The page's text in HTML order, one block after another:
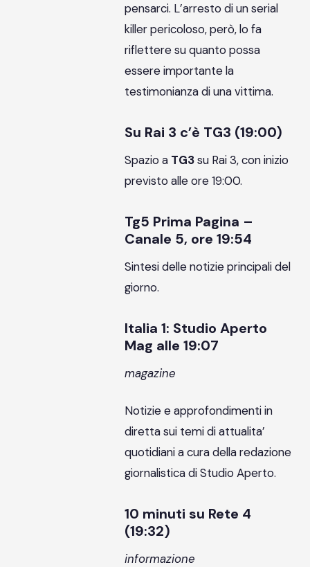
pensarci. L’arresto di un serial
killer pericoloso, però, lo fa
riflettere su quanto possa
essere importante la
testimonianza di una vittima.
Su Rai 3 c’è TG3 (19:00)
Spazio a TG3su Rai 3, con inizio
previsto alle ore 19:00.
Tg5 Prima Pagina –
Canale 5, ore 19:54
Sintesi delle notizie principali del
giorno.
Italia 1: Studio Aperto
Mag alle 19:07
magazine
Notizie e approfondimenti in
diretta sui temi di attualita’
quotidiani a cura della redazione
giornalistica di Studio Aperto.
10 minuti su Rete 4
(19:32)
informazione